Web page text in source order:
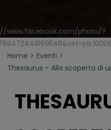
www.facebook.com/photo/?
Home
Eventi
Thesaurus – Alla scoperta di